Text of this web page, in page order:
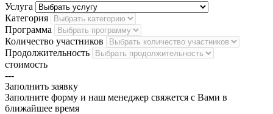
Услуга
Категория
Программа
Количество участников
Продолжительность
стоимость
---
Заполнить заявку
Заполните форму и наш менеджер свяжется с Вами в
ближайшее время